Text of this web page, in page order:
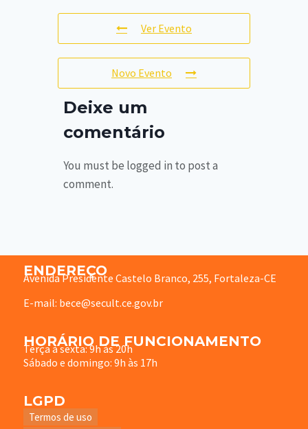
Ver Evento
Novo Evento
Deixe um
comentário
You must be logged in to post a
comment.
ENDEREÇO
Avenida Presidente Castelo Branco, 255, Fortaleza-CE
E-mail: bece@secult.ce.gov.br
HORÁRIO DE FUNCIONAMENTO
Terça à sexta: 9h às 20h
Sábado e domingo: 9h às 17h
LGPD
Termos de uso